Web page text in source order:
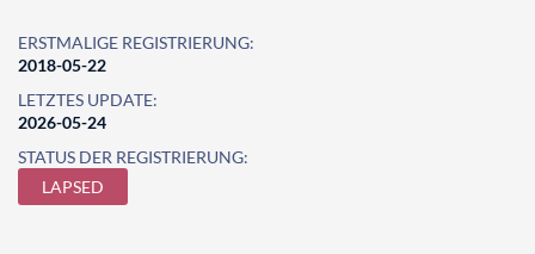
ERSTMALIGE REGISTRIERUNG:
2018-05-22
LETZTES UPDATE:
2026-05-24
STATUS DER REGISTRIERUNG:
LAPSED